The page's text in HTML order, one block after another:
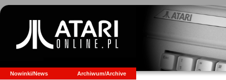
Nowinki/News Archiwum/Archive